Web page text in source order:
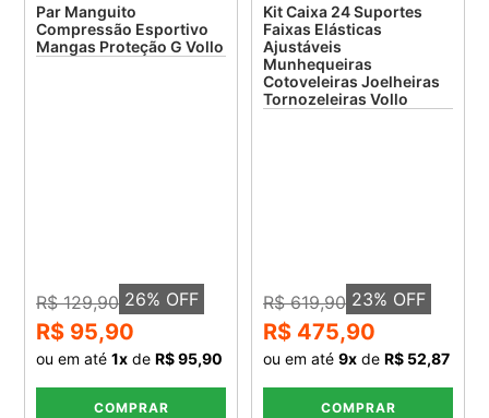
Par Manguito
Compressão Esportivo
Mangas Proteção G Vollo
R$ 129,90 26% OFF
R$ 95,90
ou em até 1x de R$ 95,90
COMPRAR
Kit Caixa 24 Suportes
Faixas Elásticas
Ajustáveis
Munhequeiras
Cotoveleiras Joelheiras
Tornozeleiras Vollo
R$ 619,90 23% OFF
R$ 475,90
ou em até 9x de R$ 52,87
COMPRAR